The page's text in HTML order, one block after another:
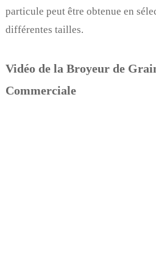
particule peut être obtenue en
différentes tailles.
Vidéo de la Broyeur de
Commerciale